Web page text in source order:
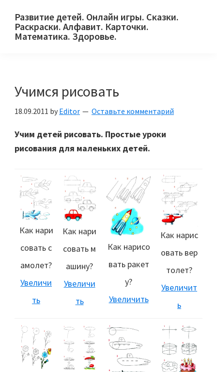
primary
main
primary
Развитие детей. Онлайн игры. Сказки.
Раскраски. Алфавит. Карточки.
Математика. Здоровье.
и
родителей.
Учимся рисовать
18.09.2011 by Editor Оставьте комментарий
Учим детей рисовать. Простые уроки
рисования для маленьких детей.
Как нари
совать с
амолет?
Увеличи
ть
Как нари
совать м
ашину?
Увеличи
ть
Как нарисо
вать ракет
у?
Увеличить
Как нарис
овать вер
толет?
Увеличит
ь